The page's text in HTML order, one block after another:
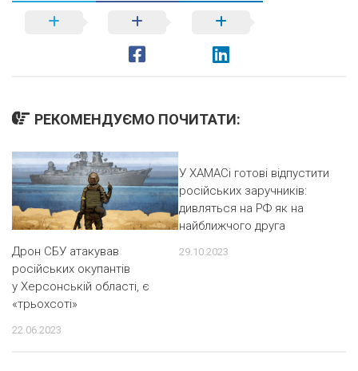
РЕКОМЕНДУЄМО ПОЧИТАТИ:
Дрон СБУ атакував
російських окупантів
у Херсонській області, є
«трьохсоті»
22.06.2023
У ХАМАСі готові відпустити
російських заручників:
дивляться на РФ як на
найближчого друга
29.10.2023